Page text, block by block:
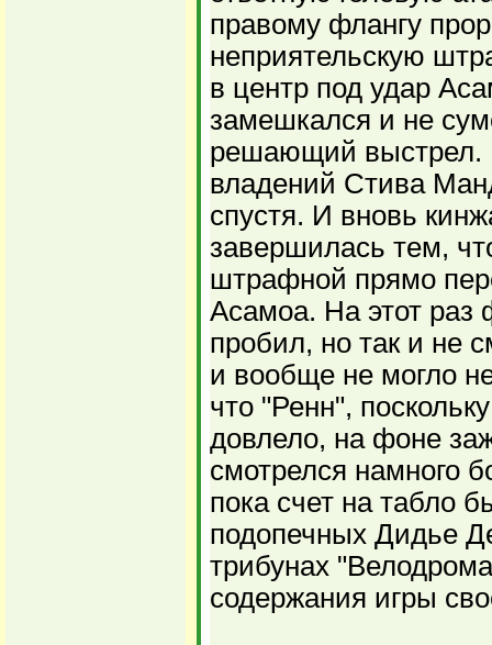
правому флангу
неприятельскую
в центр под удар
замешкался и не
решающий выстрел.
владений Стива
спустя. И вновь
завершилась тем,
штрафной прямо
Асамоа. На этот раз
пробил, но так и не
и вообще не могло
что "Ренн",
довлело, на фоне
смотрелся намного
пока счет на табло
подопечных Дидье
трибунах
содержания игры